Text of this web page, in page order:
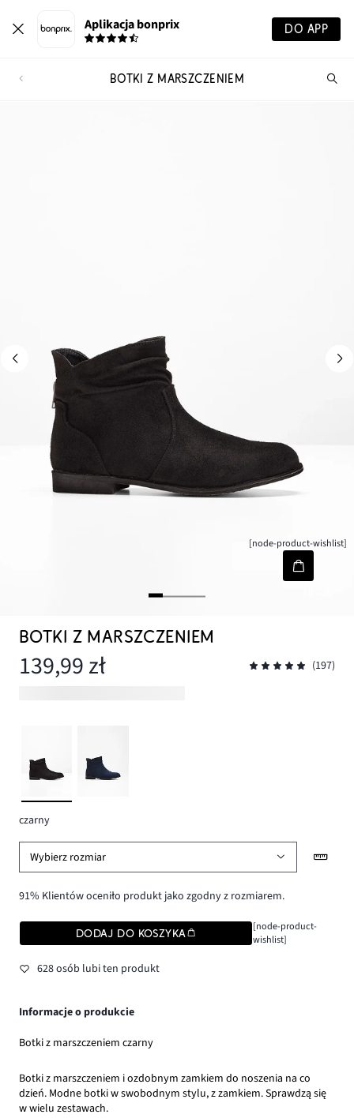
Aplikacja bonprix DO APP
BOTKI Z MARSZCZENIEM
[node-product-wishlist]
BOTKI Z MARSZCZENIEM
139,99 zł (197)
czarny
Wybierz rozmiar
91% Klientów oceniło produkt jako zgodny z rozmiarem.
DODAJ DO KOSZYKA
[node-product-
wishlist]
628 osób lubi ten produkt
Informacje o produkcie
Botki z marszczeniem czarny
Botki z marszczeniem i ozdobnym zamkiem do noszenia na co
dzień. Modne botki w swobodnym stylu, z zamkiem. Sprawdzą się
w wielu zestawach.